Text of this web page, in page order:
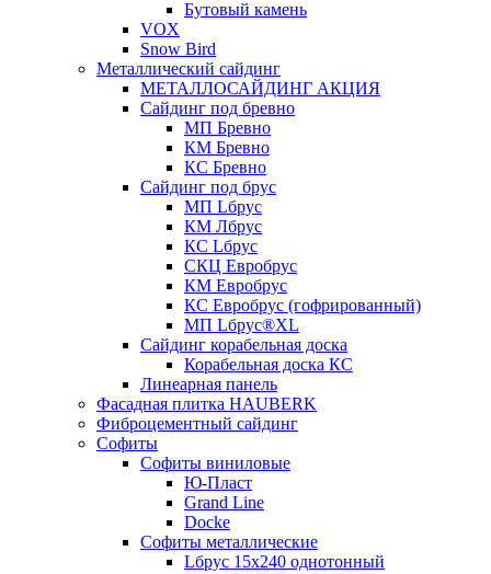
Бутовый камень
VOX
Snow Bird
Металлический сайдинг
МЕТАЛЛОСАЙДИНГ АКЦИЯ
Сайдинг под бревно
МП Бревно
КМ Бревно
КС Бревно
Сайдинг под брус
МП Lбрус
КМ Лбрус
КС Lбрус
СКЦ Евробрус
КМ Евробрус
КС Евробрус (гофрированный)
МП Lбрус®XL
Сайдинг корабельная доска
Корабельная доска КС
Линеарная панель
Фасадная плитка HAUBERK
Фиброцементный сайдинг
Софиты
Софиты виниловые
Ю-Пласт
Grand Line
Docke
Софиты металлические
Lбрус 15x240 однотонный